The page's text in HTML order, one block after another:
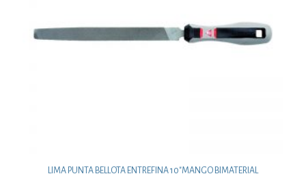
LIMA PUNTA BELLOTA ENTREFINA 10″MANGO BIMATERIAL